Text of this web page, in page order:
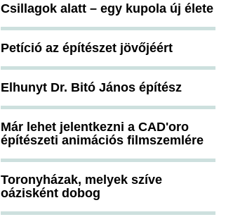
Csillagok alatt – egy kupola új élete
Petíció az építészet jövőjéért
Elhunyt Dr. Bitó János építész
Már lehet jelentkezni a CAD'oro
építészeti animációs filmszemlére
Toronyházak, melyek szíve
oázisként dobog